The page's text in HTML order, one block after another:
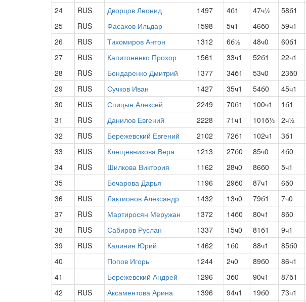
24
RUS Дворцов Леонид 1497 4б1 47ч½ 58б1
25
RUS Фасахов Ильдар 1598 5ч1 46б0 59ч1
26
RUS Тихомиров Антон 1312 6б½ 48ч0 60б1
27
RUS Капитоненко Прохор 1561 33ч1 52б1 22ч1
28
RUS Бондаренко Дмитрий 1377 34б1 53ч0 23б0
29
RUS Сучков Иван 1427 35ч1 54б0 45ч1
30
RUS Спицын Алексей 2249 70б1 100ч1 1б1
31
RUS Данилов Евгений 2228 71ч1 101б½ 2ч½
32
RUS Бережевский Евгений 2102 72б1 102ч1 3б1
33
RUS Клещевникова Вера 1213 27б0 85ч0 4б0
34
RUS Шилкова Виктория 1162 28ч0 86б0 5ч1
35
Бочарова Дарья 1196 29б0 87ч1 6б0
36
RUS Лактионов Александр 1432 13ч0 79б1 7ч0
37
RUS Мартиросян Меружан 1372 14б0 80ч1 8б0
38
RUS Сабиров Руслан 1337 15ч0 81б1 9ч1
39
RUS Калинин Юрий 1462 1б0 88ч1 85б0
40
Попов Игорь 1244 2ч0 89б0 86ч1
41
Бережевский Андрей 1296 3б0 90ч1 87б1
42
RUS Аксаментова Арина 1396 94ч1 19б0 73ч1